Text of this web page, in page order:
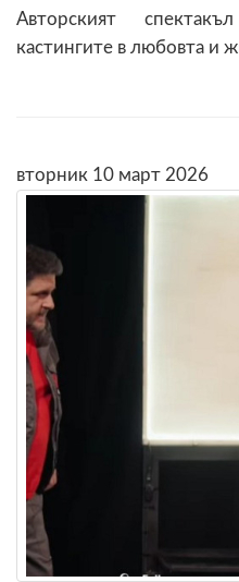
Авторският
кастингите в любовта и
вторник 10 март 2026